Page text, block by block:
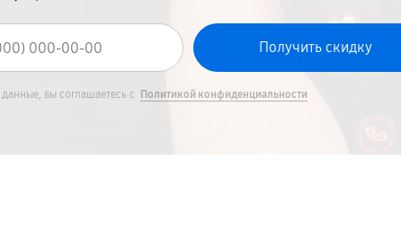
вы соглашаетесь с Политикой конфиденциальности